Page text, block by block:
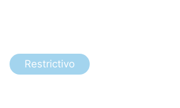
Restrictivo